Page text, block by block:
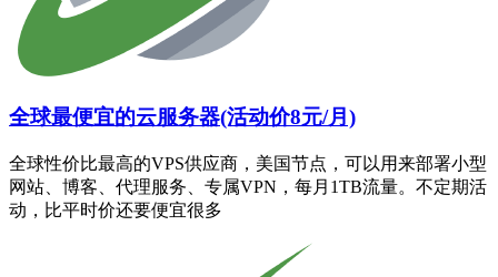
全球最便宜的云服务器(活动价8元/月)
全球性价比最高的VPS供应商，美国节点，可以用来部署小型
网站、博客、代理服务、专属VPN，每月1TB流量。不定期活
动，比平时价还要便宜很多